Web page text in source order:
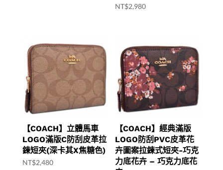
NT$2,980
【COACH】立體馬車
LOGO滿版C防刮皮革拉
鍊短夾(深卡其X焦糖色)
NT$2,480
【COACH】經典滿版
LOGO防刮PVC皮革花
卉圖案拉鍊式短夾-巧克
力底花卉 – 巧克力底花